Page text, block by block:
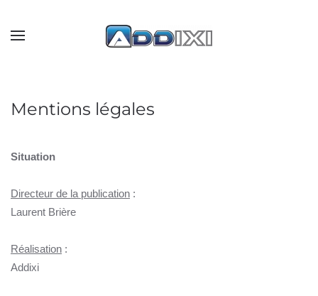
Skip to main content
Mentions légales
Situation
Directeur de la publication :
Laurent Brière
Réalisation :
Addixi